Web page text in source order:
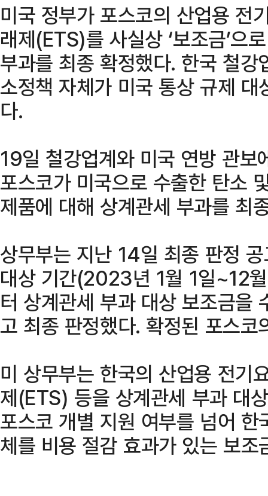
미국 정부가 포스코의 산업용 전
래제(ETS)를 사실상 ‘보조금’으
부과를 최종 확정했다. 한국 철강
소정책 자체가 미국 통상 규제
다.
19일 철강업계와 미국 연방 관보
포스코가 미국으로 수출한 탄소
제품에 대해 상계관세 부과를 최
상무부는 지난 14일 최종 판정
대상 기간(2023년 1월 1일~12
터 상계관세 부과 대상 보조금을
고 최종 판정했다. 확정된 포스
미 상무부는 한국의 산업용 전기
제(ETS) 등을 상계관세 부과 대
포스코 개별 지원 여부를 넘어
체를 비용 절감 효과가 있는 보